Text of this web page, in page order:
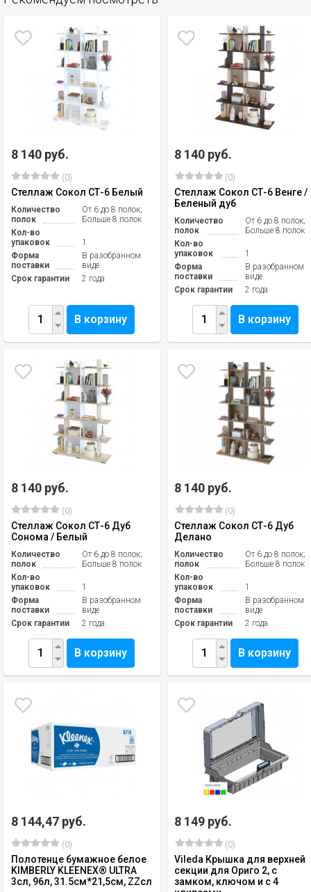
8 140 руб.
(0)
Стеллаж Сокол СТ-6 Белый
Количество
полок
От 6 до 8 полок;
Больше 8 полок
Кол-во
упаковок
1
Форма
поставки
В разобранном
виде
Срок гарантии
2 года
В корзину
8 140 руб.
(0)
Стеллаж Сокол СТ-6 Венге /
Беленый дуб
Количество
полок
От 6 до 8 полок;
Больше 8 полок
Кол-во
упаковок
1
Форма
поставки
В разобранном
виде
Срок гарантии
2 года
В корзину
8 140 руб.
(0)
Стеллаж Сокол СТ-6 Дуб
Сонома / Белый
Количество
полок
От 6 до 8 полок;
Больше 8 полок
Кол-во
упаковок
1
Форма
поставки
В разобранном
виде
Срок гарантии
2 года
В корзину
8 140 руб.
(0)
Стеллаж Сокол СТ-6 Дуб
Делано
Количество
полок
От 6 до 8 полок;
Больше 8 полок
Кол-во
упаковок
1
Форма
поставки
В разобранном
виде
Срок гарантии
2 года
В корзину
8 144,47 руб.
(0)
Полотенце бумажное белое
KIMBERLY KLEENEX® ULTRA
3сл, 96л, 31.5см*21,5см, ZZсл
8 149 руб.
(0)
Vileda Крышка для верхней
секции для Ориго 2, с
замком, ключом и с 4